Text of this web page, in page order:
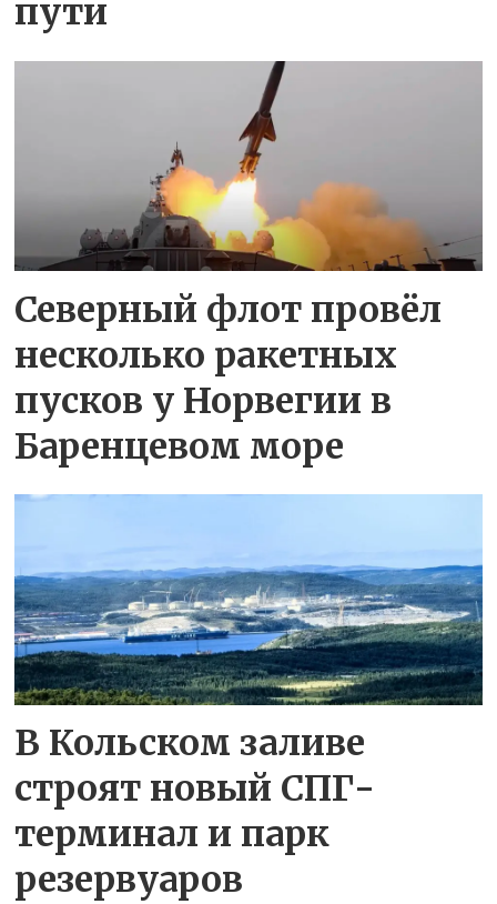
пути
Северный флот провёл
несколько ракетных
пусков у Норвегии в
Баренцевом море
В Кольском заливе
строят новый СПГ-
терминал и парк
резервуаров